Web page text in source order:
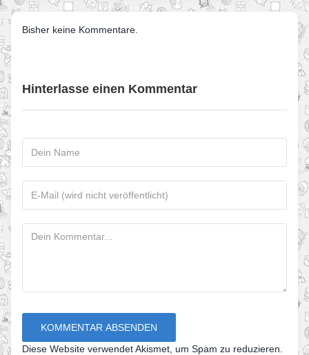
Bisher keine Kommentare.
Hinterlasse einen Kommentar
Diese Website verwendet Akismet, um Spam zu reduzieren.